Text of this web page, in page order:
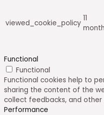
viewed_cookie_policy
11
Functional
Functional
Functional cookies help to
sharing the content of the
collect feedbacks, and
Performance